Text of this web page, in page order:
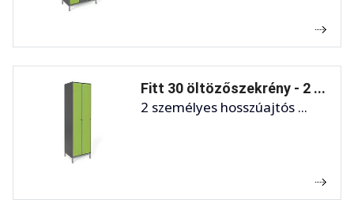
Fitt 30 öltözőszekrény - 2 ...
2 személyes hosszúajtós ...